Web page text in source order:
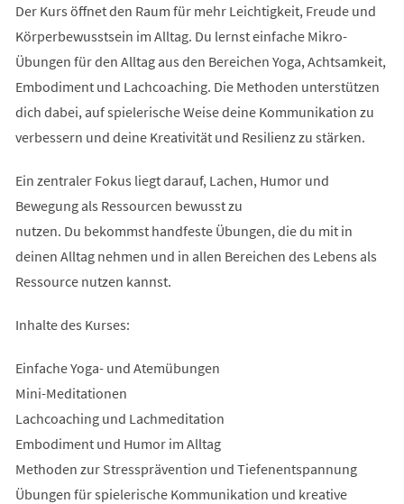
Der Kurs öffnet den Raum für mehr Leichtigkeit, Freude und
Körperbewusstsein im Alltag. Du lernst einfache Mikro-
Übungen für den Alltag aus den Bereichen Yoga, Achtsamkeit,
Embodiment und Lachcoaching. Die Methoden unterstützen
dich dabei, auf spielerische Weise deine Kommunikation zu
verbessern und deine Kreativität und Resilienz zu stärken.
Ein zentraler Fokus liegt darauf, Lachen, Humor und
Bewegung als Ressourcen bewusst zu
nutzen. Du bekommst handfeste Übungen, die du mit in
deinen Alltag nehmen und in allen Bereichen des Lebens als
Ressource nutzen kannst.
Inhalte des Kurses:
Einfache Yoga- und Atemübungen
Mini-Meditationen
Lachcoaching und Lachmeditation
Embodiment und Humor im Alltag
Methoden zur Stressprävention und Tiefenentspannung
Übungen für spielerische Kommunikation und kreative